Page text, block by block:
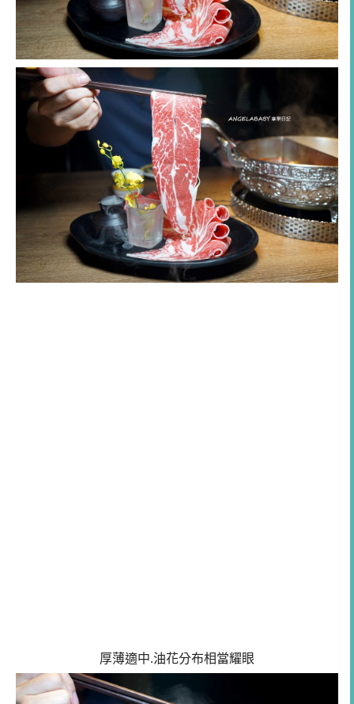
厚薄適中.油花分布相當耀眼